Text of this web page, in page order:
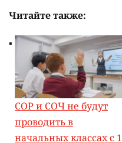
Читайте также:
СОР и СОЧ не будут
проводить в
начальных классах с 1